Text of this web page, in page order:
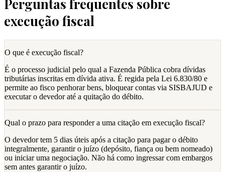
Perguntas frequentes sobre
execução fiscal
O que é execução fiscal?
É o processo judicial pelo qual a Fazenda Pública cobra dívidas
tributárias inscritas em dívida ativa. É regida pela Lei 6.830/80 e
permite ao fisco penhorar bens, bloquear contas via SISBAJUD e
executar o devedor até a quitação do débito.
Qual o prazo para responder a uma citação em execução fiscal?
O devedor tem 5 dias úteis após a citação para pagar o débito
integralmente, garantir o juízo (depósito, fiança ou bem nomeado)
ou iniciar uma negociação. Não há como ingressar com embargos
sem antes garantir o juízo.